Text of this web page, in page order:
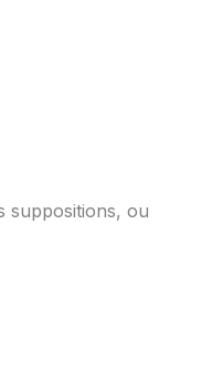
suppositions, ou